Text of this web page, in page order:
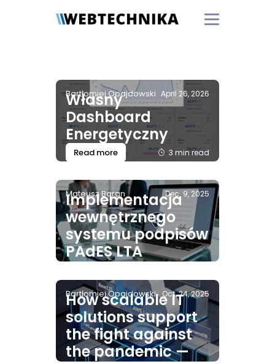
Bartłomiej Opajdowski April 26, 2026
Własny
Dashboard
Energetyczny
Read more 3 min read
Mateusz Baran Dec. 9, 2025
Implementacja
wewnętrznego
systemu podpisów
PAdES LTA
opartego na
prywatnej
infrastrukturze PKI
Webtechnika 2025
Read more 5 min read
Bartłomiej Opajdowski Oct. 24, 2025
How scalable IT
solutions support
the fight against
the pandemic —